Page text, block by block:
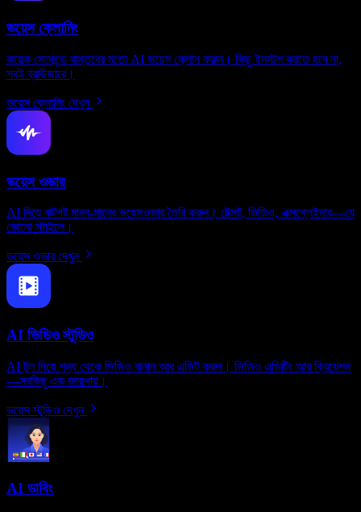
ভয়েস ক্লোনিং
কয়েক সেকেন্ডে বাস্তবের মতো AI ভয়েস ক্লোন করুন। কিছু ইনস্টল করতে হবে না,
সবই ব্রাউজারে।
ভয়েস ক্লোনিং দেখুন
ভয়েস ওভার
AI দিয়ে ঝটপট মানব-মানের ভয়েসওভার তৈরি করুন। টেক্সট, ভিডিও, এক্সপ্লেইনার—যে
কোনো স্টাইলে।
ভয়েস ওভার দেখুন
AI ভিডিও স্টুডিও
AI টুল দিয়ে শূন্য থেকে ভিডিও বানান আর এডিট করুন। ভিডিও এডিটিং আর ক্রিয়েশন
—সবকিছু এক জায়গায়।
ভয়েস স্টুডিও দেখুন
AI ডাবিং